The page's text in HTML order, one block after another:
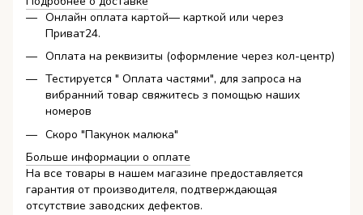
Онлайн оплата картой— карткой или через
Приват24.
Оплата на реквизиты (оформление через кол-центр)
Тестируется " Оплата частями", для запроса на
вибранний товар свяжитесь з помощью наших
номеров
Скоро "Пакунок малюка"
Больше информации о оплате
На все товары в нашем магазине предоставляется
гарантия от производителя, подтверждающая
отсутствие заводских дефектов.